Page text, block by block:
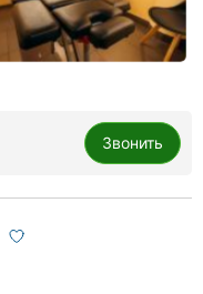
Звонить